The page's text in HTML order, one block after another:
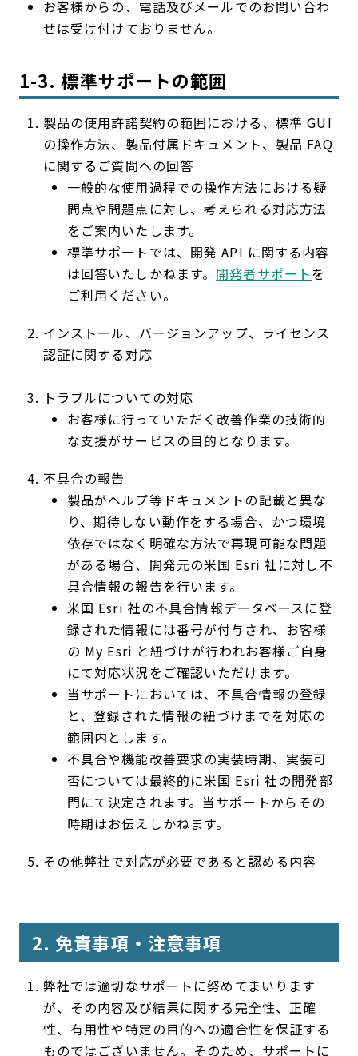
お客様からの、電話及びメールでのお問い合わ
せは受け付けておりません。
1-3. 標準サポートの範囲
製品の使用許諾契約の範囲における、標準 GUI
の操作方法、製品付属ドキュメント、製品 FAQ
に関するご質問への回答
一般的な使用過程での操作方法における疑
問点や問題点に対し、考えられる対応方法
をご案内いたします。
標準サポートでは、開発 API に関する内容
は回答いたしかねます。 開発者サポートを
ご利用ください。
インストール、バージョンアップ、ライセンス
認証に関する対応
トラブルについての対応
お客様に行っていただく改善作業の技術的
な支援がサービスの目的となります。
不具合の報告
製品がヘルプ等ドキュメントの記載と異な
り、期待しない動作をする場合、かつ環境
依存ではなく明確な方法で再現可能な問題
がある場合、開発元の米国 Esri 社に対し不
具合情報の報告を行います。
米国 Esri 社の不具合情報データベースに登
録された情報には番号が付与され、お客様
の My Esri と紐づけが行われお客様ご自身
にて対応状況をご確認いただけます。
当サポートにおいては、不具合情報の登録
と、登録された情報の紐づけまでを対応の
範囲内とします。
不具合や機能改善要求の実装時期、実装可
否については最終的に米国 Esri 社の開発部
門にて決定されます。当サポートからその
時期はお伝えしかねます。
その他弊社で対応が必要であると認める内容
2. 免責事項・注意事項
弊社では適切なサポートに努めてまいります
が、その内容及び結果に関する完全性、正確
性、有用性や特定の目的への適合性を保証する
ものではございません。そのため、サポートに